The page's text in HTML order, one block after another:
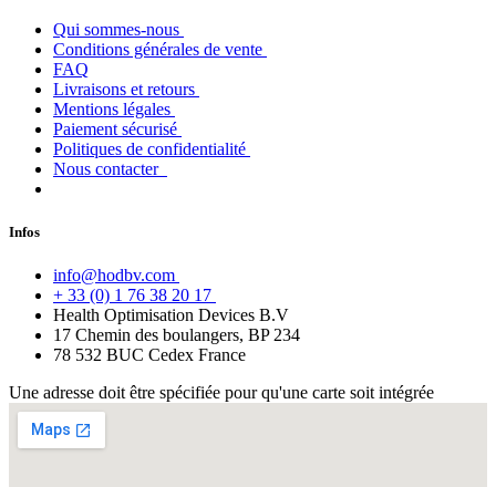
Qui sommes-nous
Conditions générales de vente
FAQ
Livraisons et retours
Mentions légales
Paiement sécurisé
Politiques de confidentialité
Nous contacter
Infos
info@hodbv.com
+ 33 (0) 1 76 38 20 17
Health Optimisation Devices B.V
17 Chemin des boulangers, BP 234
78 532 BUC Cedex France
Une adresse doit être spécifiée pour qu'une carte soit intégrée